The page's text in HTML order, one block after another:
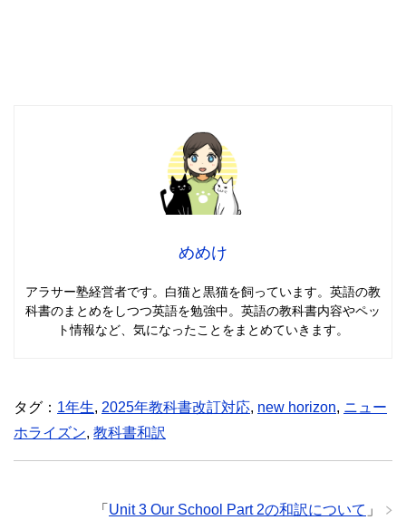
めめけ
アラサー塾経営者です。白猫と黒猫を飼っています。英語の教
科書のまとめをしつつ英語を勉強中。英語の教科書内容やペッ
ト情報など、気になったことをまとめていきます。
タグ： 1年生, 2025年教科書改訂対応, new horizon, ニュー
ホライズン, 教科書和訳
「 Unit 3 Our School Part 2の和訳について 」